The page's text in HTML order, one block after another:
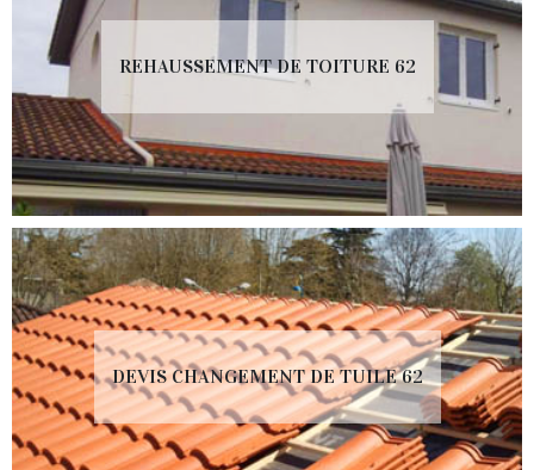
REHAUSSEMENT DE TOITURE 62
DEVIS CHANGEMENT DE TUILE 62